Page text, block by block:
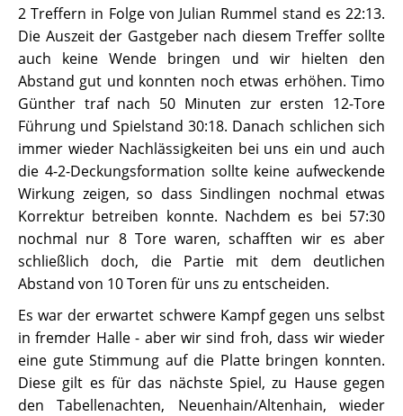
2 Treffern in Folge von Julian Rummel stand es 22:13.
Die Auszeit der Gastgeber nach diesem Treffer sollte
auch keine Wende bringen und wir hielten den
Abstand gut und konnten noch etwas erhöhen. Timo
Günther traf nach 50 Minuten zur ersten 12-Tore
Führung und Spielstand 30:18. Danach schlichen sich
immer wieder Nachlässigkeiten bei uns ein und auch
die 4-2-Deckungsformation sollte keine aufweckende
Wirkung zeigen, so dass Sindlingen nochmal etwas
Korrektur betreiben konnte. Nachdem es bei 57:30
nochmal nur 8 Tore waren, schafften wir es aber
schließlich doch, die Partie mit dem deutlichen
Abstand von 10 Toren für uns zu entscheiden.
Es war der erwartet schwere Kampf gegen uns selbst
in fremder Halle - aber wir sind froh, dass wir wieder
eine gute Stimmung auf die Platte bringen konnten.
Diese gilt es für das nächste Spiel, zu Hause gegen
den Tabellenachten, Neuenhain/Altenhain, wieder